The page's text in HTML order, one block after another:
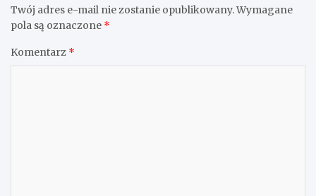
Twój adres e-mail nie zostanie opublikowany.Wymagane
pola są oznaczone *
Komentarz *